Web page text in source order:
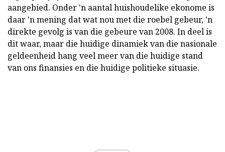
aangebied. Onder 'n aantal huishoudelike ekonome is
daar 'n mening dat wat nou met die roebel gebeur, 'n
direkte gevolg is van die gebeure van 2008. In deel is
dit waar, maar die huidige dinamiek van die nasionale
geldeenheid hang veel meer van die huidige stand
van ons finansies en die huidige politieke situasie.